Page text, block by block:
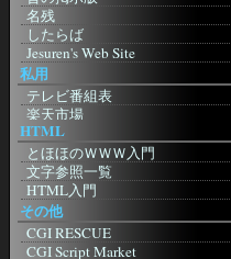
Firefoxまとめサイト
Netscape Japan
Netscape.com
Camino. Mozilla Power, Mac Style
Safari
Bagel
etc
Browser.js
タブブラウザ推奨委員会
Sleipnir
Sylera
Lynx
影鷹
SolomonHeadQuaters
蛙猫子之首頁
アサの夢
giddous moon
ホテル降魔殿
銀天盤
Rpu.Net
お友達blog
RETSUDEN
跡 地
がらくた館跡地
特に意味もなく
Imitation Flowers：日記
名残
したらば
Jesuren's Web Site
私用
テレビ番組表
楽天市場
楽天アフィリエイト
amazon.co.jp
NetMile
WebMoney
eBOOK・OFF
Domino's Pizza
すかいらーく
HTML
とほほのＷＷＷ入門
文字参照一覧
HTML入門
その他
CGI RESCUE
CGI Script Market